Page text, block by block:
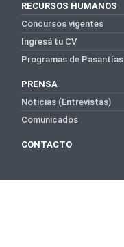
RECURSOS HUMANOS
Concursos vigentes
Ingresá tu CV
Programas de Pasantías
PRENSA
Noticias (Entrevistas)
Comunicados
CONTACTO